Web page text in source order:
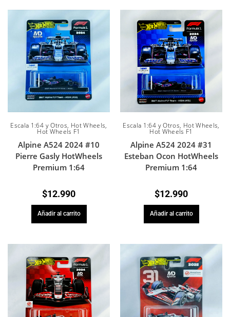
Escala 1:64 y Otros, Hot Wheels,
Hot Wheels F1
Alpine A524 2024 #10
Pierre Gasly HotWheels
Premium 1:64
$12.990
Añadir al carrito
Escala 1:64 y Otros, Hot Wheels,
Hot Wheels F1
Alpine A524 2024 #31
Esteban Ocon HotWheels
Premium 1:64
$12.990
Añadir al carrito